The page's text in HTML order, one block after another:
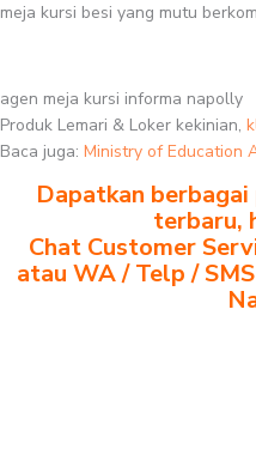
meja kursi besi yang mutu
agen meja kursi informa napolly
Produk Lemari & Loker kekinian,
Baca juga: Ministry of Education
Dapatkan
terbaru,
Chat Customer
atau WA / Telp /